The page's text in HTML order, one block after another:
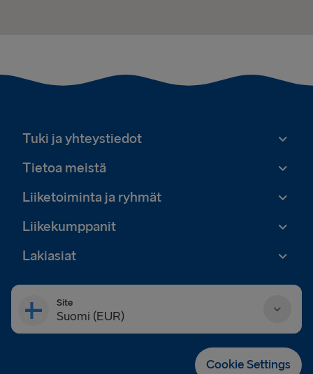
Tuki ja yhteystiedot
Tietoa meistä
Liiketoiminta ja ryhmät
Liikekumppanit
Lakiasiat
Site
Suomi (EUR)
Cookie Settings